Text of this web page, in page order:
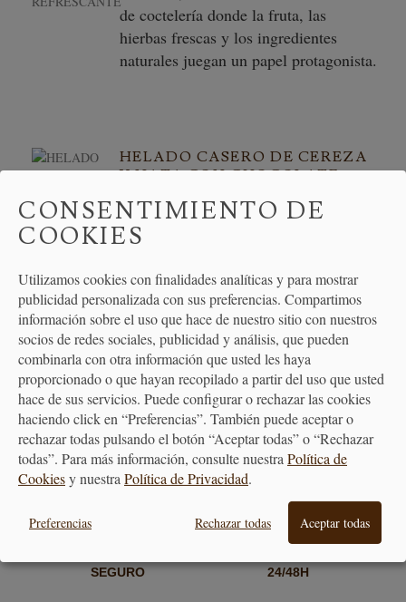
de coctelería donde la fruta, las
hierbas frescas y los ingredientes
naturales juegan un papel protagonista.
HELADO CASERO DE CEREZA
Y NATA CON CHOCOLATE
Cuando pensamos en el verano,
pensamos en helado. Y si es casero,
que sabe a verano, a postres de toda la
vida y a pequeños caprichos que nos
alegran la semana
<< 1 ... 2 3 4 5 6 >>
SEGURO
24/48H
CONSENTIMIENTO DE
COOKIES
Utilizamos cookies con finalidades analíticas y para mostrar
publicidad personalizada con sus preferencias. Compartimos
información sobre el uso que hace de nuestro sitio con nuestros
socios de redes sociales, publicidad y análisis, que pueden
combinarla con otra información que usted les haya
proporcionado o que hayan recopilado a partir del uso que usted
hace de sus servicios. Puede configurar o rechazar las cookies
haciendo click en “Preferencias”. También puede aceptar o
rechazar todas pulsando el botón “Aceptar todas” o “Rechazar
todas”. Para más información, consulte nuestra Política de
Cookiesy nuestra Política de Privacidad.
Preferencias Rechazar todas Aceptar todas